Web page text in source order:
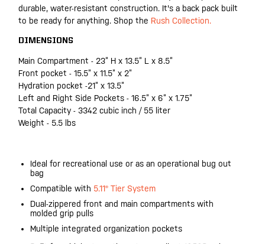
durable, water-resistant construction. It's a back pack built
to be ready for anything. Shop the Rush Collection.
DIMENSIONS
Main Compartment - 23” H x 13.5” L x 8.5”
Front pocket - 15.5” x 11.5” x 2”
Hydration pocket -21” x 13.5”
Left and Right Side Pockets - 16.5” x 6” x 1.75”
Total Capacity - 3342 cubic inch / 55 liter
Weight - 5.5 lbs
Ideal for recreational use or as an operational bug out
bag
Compatible with 5.11® Tier System
Dual-zippered front and main compartments with
molded grip pulls
Multiple integrated organization pockets